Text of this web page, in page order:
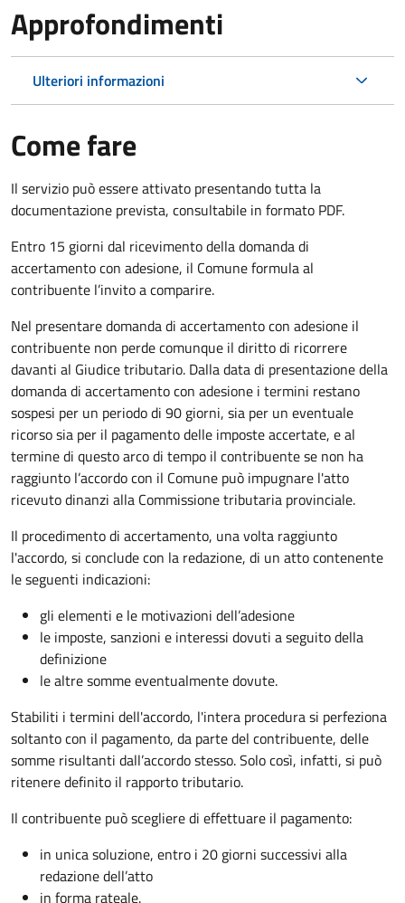
Approfondimenti
Ulteriori informazioni
Come fare
Il servizio può essere attivato presentando tutta la
documentazione prevista, consultabile in formato PDF.
Entro 15 giorni dal ricevimento della domanda di
accertamento con adesione, il Comune formula al
contribuente l’invito a comparire.
Nel presentare domanda di accertamento con adesione il
contribuente non perde comunque il diritto di ricorrere
davanti al Giudice tributario. Dalla data di presentazione della
domanda di accertamento con adesione i termini restano
sospesi per un periodo di 90 giorni, sia per un eventuale
ricorso sia per il pagamento delle imposte accertate, e al
termine di questo arco di tempo il contribuente se non ha
raggiunto l’accordo con il Comune può impugnare l'atto
ricevuto dinanzi alla Commissione tributaria provinciale.
Il procedimento di accertamento, una volta raggiunto
l'accordo, si conclude con la redazione, di un atto contenente
le seguenti indicazioni:
gli elementi e le motivazioni dell’adesione
le imposte, sanzioni e interessi dovuti a seguito della
definizione
le altre somme eventualmente dovute.
Stabiliti i termini dell'accordo, l'intera procedura si perfeziona
soltanto con il pagamento, da parte del contribuente, delle
somme risultanti dall’accordo stesso. Solo così, infatti, si può
ritenere definito il rapporto tributario.
Il contribuente può scegliere di effettuare il pagamento:
in unica soluzione, entro i 20 giorni successivi alla
redazione dell’atto
in forma rateale.